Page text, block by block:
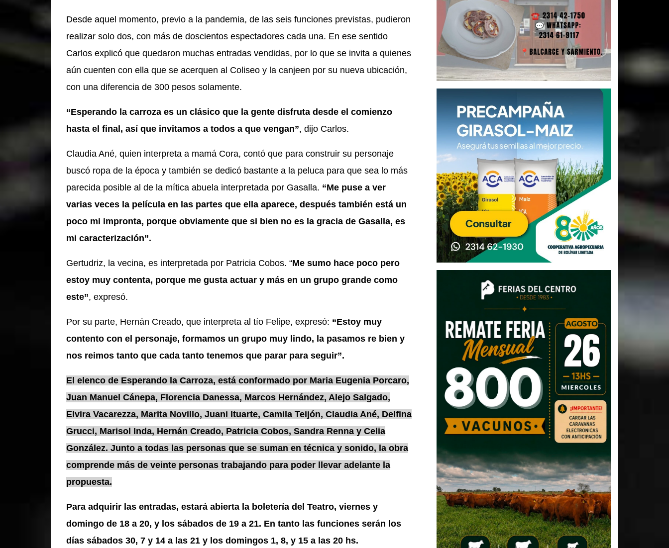
Desde aquel momento, previo a la pandemia, de las seis funciones previstas, pudieron
realizar solo dos, con más de doscientos espectadores cada una. En ese sentido
Carlos explicó que quedaron muchas entradas vendidas, por lo que se invita a quienes
aún cuenten con ella que se acerquen al Coliseo y la canjeen por su nueva ubicación,
con una diferencia de 300 pesos solamente.
“Esperando la carroza es un clásico que la gente disfruta desde el comienzo
hasta el final, así que invitamos a todos a que vengan”, dijo Carlos.
Claudia Ané, quien interpreta a mamá Cora, contó que para construir su personaje
buscó ropa de la época y también se dedicó bastante a la peluca para que sea lo más
parecida posible al de la mítica abuela interpretada por Gasalla. “Me puse a ver
varias veces la película en las partes que ella aparece, después también está un
poco mi impronta, porque obviamente que si bien no es la gracia de Gasalla, es
mi caracterización”.
Gertudriz, la vecina, es interpretada por Patricia Cobos. “Me sumo hace poco pero
estoy muy contenta, porque me gusta actuar y más en un grupo grande como
este”, expresó.
Por su parte, Hernán Creado, que interpreta al tío Felipe, expresó: “Estoy muy
contento con el personaje, formamos un grupo muy lindo, la pasamos re bien y
nos reimos tanto que cada tanto tenemos que parar para seguir”.
El elenco de Esperando la Carroza, está conformado por Maria Eugenia Porcaro,
Juan Manuel Cánepa, Florencia Danessa, Marcos Hernández, Alejo Salgado,
Elvira Vacarezza, Marita Novillo, Juani Ituarte, Camila Teijón, Claudia Ané, Delfina
Grucci, Marisol Inda, Hernán Creado, Patricia Cobos, Sandra Renna y Celia
González. Junto a todas las personas que se suman en técnica y sonido, la obra
comprende más de veinte personas trabajando para poder llevar adelante la
propuesta.
Para adquirir las entradas, estará abierta la boletería del Teatro, viernes y
domingo de 18 a 20, y los sábados de 19 a 21. En tanto las funciones serán los
días sábados 30, 7 y 14 a las 21 y los domingos 1, 8, y 15 a las 20 hs.